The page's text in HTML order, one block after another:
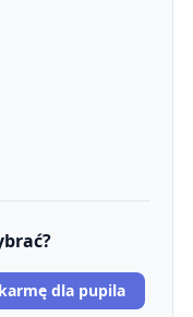
dla pupila